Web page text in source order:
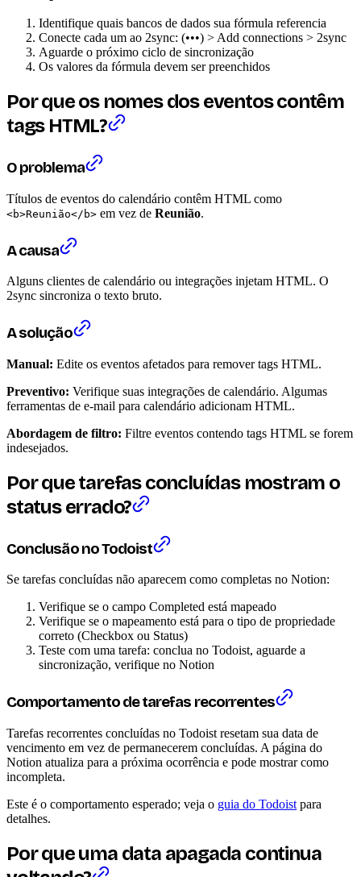
Identifique quais bancos de dados sua fórmula referencia
Conecte cada um ao 2sync: (•••) > Add connections > 2sync
Aguarde o próximo ciclo de sincronização
Os valores da fórmula devem ser preenchidos
Por que os nomes dos eventos contêm
tags HTML?
O problema
Títulos de eventos do calendário contêm HTML como
<b>Reunião</b> em vez de Reunião.
A causa
Alguns clientes de calendário ou integrações injetam HTML. O
2sync sincroniza o texto bruto.
A solução
Manual: Edite os eventos afetados para remover tags HTML.
Preventivo: Verifique suas integrações de calendário. Algumas
ferramentas de e-mail para calendário adicionam HTML.
Abordagem de filtro: Filtre eventos contendo tags HTML se forem
indesejados.
Por que tarefas concluídas mostram o
status errado?
Conclusão no Todoist
Se tarefas concluídas não aparecem como completas no Notion:
Verifique se o campo Completed está mapeado
Verifique se o mapeamento está para o tipo de propriedade
correto (Checkbox ou Status)
Teste com uma tarefa: conclua no Todoist, aguarde a
sincronização, verifique no Notion
Comportamento de tarefas recorrentes
Tarefas recorrentes concluídas no Todoist resetam sua data de
vencimento em vez de permanecerem concluídas. A página do
Notion atualiza para a próxima ocorrência e pode mostrar como
incompleta.
Este é o comportamento esperado; veja o guia do Todoist para
detalhes.
Por que uma data apagada continua